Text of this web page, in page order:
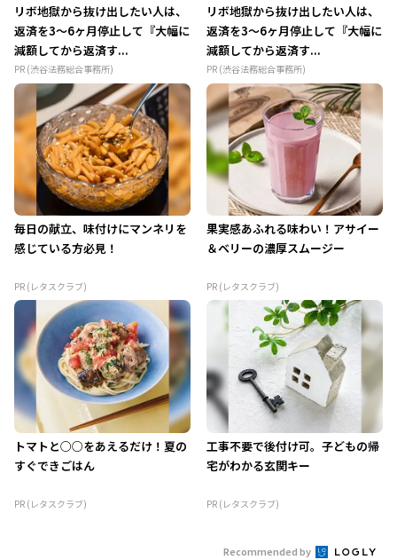
リボ地獄から抜け出したい人は、
返済を3～6ヶ月停止して『大幅に
減額してから返済す...
PR (渋谷法務総合事務所)
リボ地獄から抜け出したい人は、
返済を3～6ヶ月停止して『大幅に
減額してから返済す...
PR (渋谷法務総合事務所)
毎日の献立、味付けにマンネリを
感じている方必見！
PR (レタスクラブ)
果実感あふれる味わい！アサイー
＆ベリーの濃厚スムージー
PR (レタスクラブ)
トマトと○○をあえるだけ！夏の
すぐできごはん
PR (レタスクラブ)
工事不要で後付け可。子どもの帰
宅がわかる玄関キー
PR (レタスクラブ)
Recommended by